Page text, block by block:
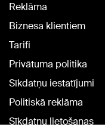
Reklāma
Biznesa klientiem
Tarifi
Privātuma politika
Sīkdatņu iestatījumi
Politiskā reklāma
Sīkdatņu lietošanas